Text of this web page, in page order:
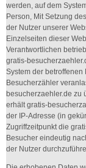
werden, auf dem
Person, Mit Setzung
der Nutzer unserer
Einzelseiten dieser
Verantwortlichen
gratis-
System der
Besucherzähler
besucherzaehler.de zu
erhält gratis-
der IP-Adresse (in
Zugriffzeitpunkt die
Besucher eindeutig
der Nutzer